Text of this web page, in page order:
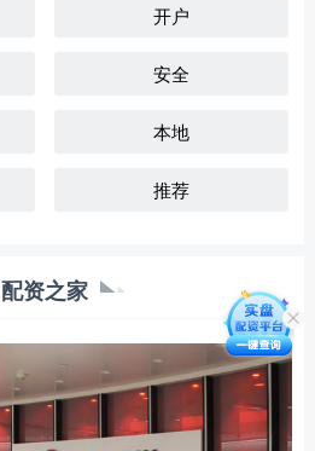
开户
安全
本地
推荐
配资之家